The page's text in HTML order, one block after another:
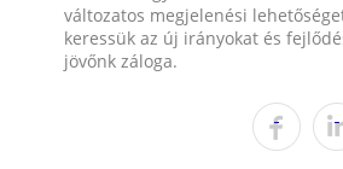
változatos megjelenési
keressük az új irányokat és
jövőnk záloga.